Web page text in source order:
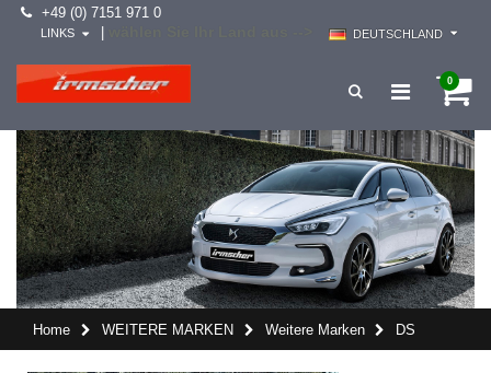
+49 (0) 7151 971 0
DEUTSCHLAND
LINKS
0
Home WEITERE MARKEN Weitere Marken DS